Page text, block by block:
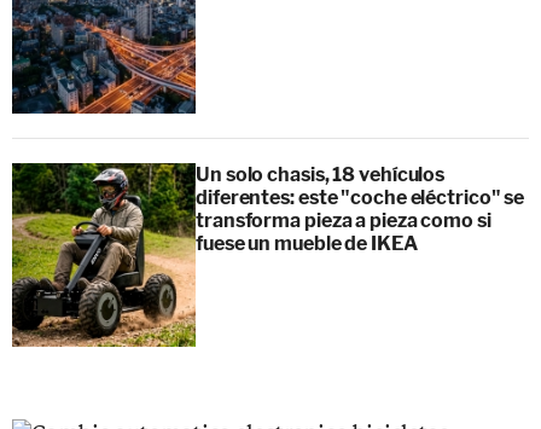
Un solo chasis, 18 vehículos
diferentes: este "coche eléctrico" se
transforma pieza a pieza como si
fuese un mueble de IKEA